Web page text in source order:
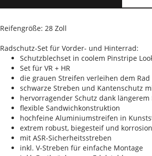
Reifengröße: 28 Zoll
Radschutz-Set für Vorder- und Hinterrad:
Schutzblechset in coolem Pinstripe
Set für VR + HR
die grauen Streifen verleihen dem
schwarze Streben und Kantenschutz
hervorragender Schutz dank längerem
flexible Sandwichkonstruktion
hochfeine Aluminiumstreifen in
extrem robust, biegesteif und
mit ASR-Sicherheitsstreben
inkl. V-Streben für einfache Montage